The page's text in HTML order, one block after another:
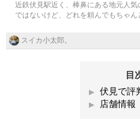
近鉄伏見駅近く、棒鼻にある地元人
ではないけど、どれを頼んでもちゃん
スイカ小太郎。
目
伏見で評
店舗情報